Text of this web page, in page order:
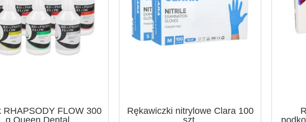
RHAPSODY FLOW 300
g Queen Dental
Rękawiczki nitrylowe Clara 100
szt.